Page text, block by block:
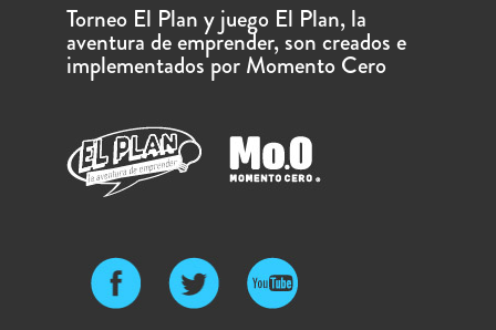
Torneo El Plan y juego El Plan, la
aventura de emprender, son creados e
implementados por Momento Cero